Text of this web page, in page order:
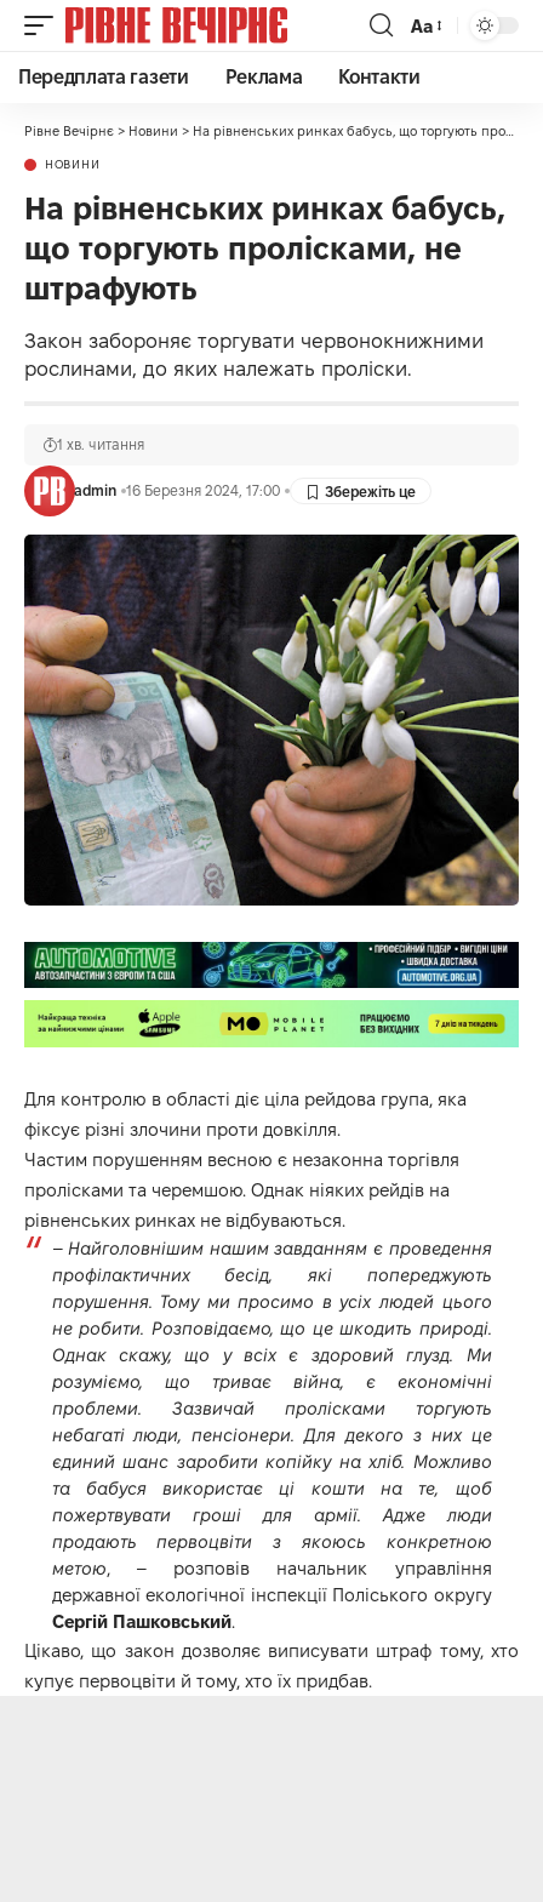
Аа
Передплата газети Реклама Контакти
Рівне Вечірнє > Новини > На рівненських ринках бабусь, що торгують пролісками, не штрафують
НОВИНИ
На рівненських ринках бабусь,
що торгують пролісками, не
штрафують
Закон забороняє торгувати червонокнижними
рослинами, до яких належать проліски.
admin 16 Березня 2024, 17:00
1 хв. читання
Для контролю в області діє ціла рейдова група, яка
фіксує різні злочини проти довкілля.
Частим порушенням весною є незаконна торгівля
пролісками та черемшою. Однак ніяких рейдів на
рівненських ринках не відбуваються.
– Найголовнішим нашим завданням є проведення
профілактичних бесід, які попереджують
порушення. Тому ми просимо в усіх людей цього
не робити. Розповідаємо, що це шкодить природі.
Однак скажу, що у всіх є здоровий глузд. Ми
розуміємо, що триває війна, є економічні
проблеми. Зазвичай пролісками торгують
небагаті люди, пенсіонери. Для декого з них це
єдиний шанс заробити копійку на хліб. Можливо
та бабуся використає ці кошти на те, щоб
пожертвувати гроші для армії. Адже люди
продають первоцвіти з якоюсь конкретною
метою, – розповів начальник управління
державної екологічної інспекції Поліського округу
Сергій Пашковський.
Цікаво, що закон дозволяє виписувати штраф тому, хто
купує первоцвіти й тому, хто їх придбав.